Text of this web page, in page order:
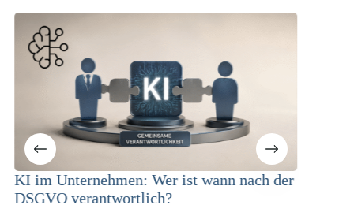
Wer ist wann nach der
KI-Compliance in der